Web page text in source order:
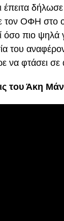
έπειτα
τον ΟΦΗ στο
όσο πιο ψηλά
του
να φτάσει σε
του Άκη